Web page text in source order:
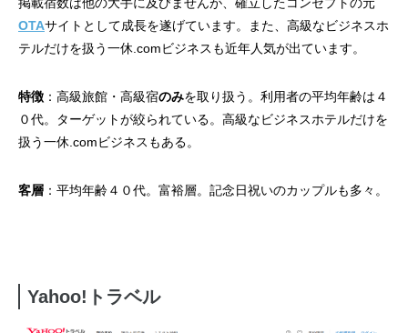
掲載宿数は他の大手に及びませんが、確立したコンセプトの元
OTAサイトとして成長を遂げています。また、高級なビジネスホ
テルだけを扱う一休.comビジネスも近年人気が出ています。
特徴 ：高級旅館・高級宿のみを取り扱う。利用者の平均年齢は４
０代。ターゲットが絞られている。高級なビジネスホテルだけを
扱う一休.comビジネスもある。
客層 ：平均年齢４０代。富裕層。記念日祝いのカップルも多々。
Yahoo!トラベル